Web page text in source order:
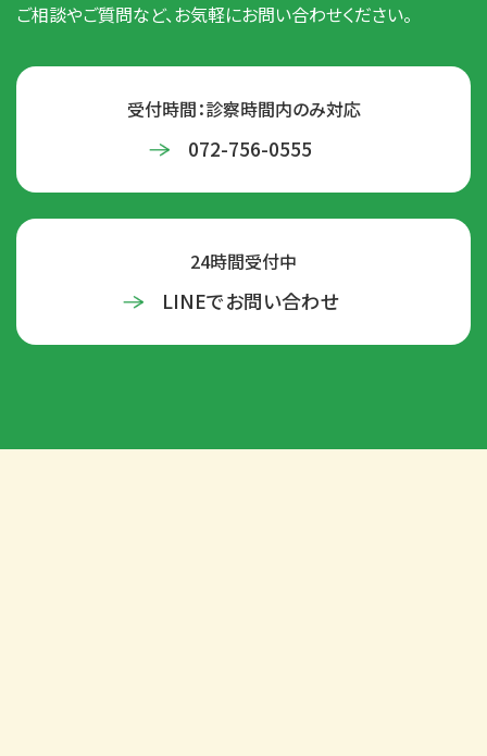
ご相談やご質問など、お気軽にお問い合わせください。
受付時間：診察時間内のみ対応
072-756-0555
24時間受付中
LINEでお問い合わせ